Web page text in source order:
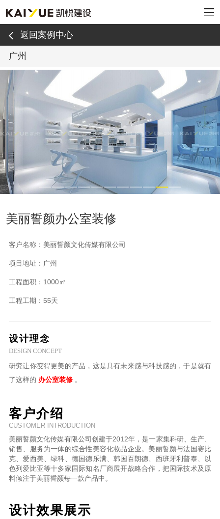
返回案例中心
广州
美丽誓颜办公室装修
客户名称： 美丽誓颜文化传媒有限公司
项目地址： 广州
工程面积： 1000㎡
工程工期： 55天
设计理念
DESIGN CONCEPT
研究让你变得更美的产品，这是具有未来感与科技感的，于是就有
了这样的 办公室装修 。
客户介绍
CUSTOMER INTRODUCTION
美丽誓颜文化传媒有限公司创建于2012年，是一家集科研、生产、
销售、服务为一体的综合性美容化妆品企业。美丽誓颜与法国赛比
克、爱西美、绿科、德国德乐满、韩国百朗德、西班牙利普泰、以
色列爱比亚等十多家国际知名厂商展开战略合作，把国际技术及原
料倾注于美丽誓颜每一款产品中。
设计效果展示